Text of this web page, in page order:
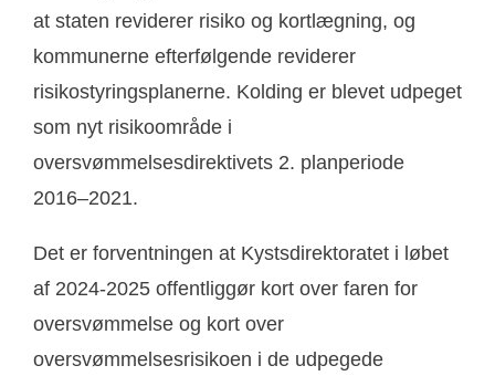
at staten reviderer risiko og kortlægning, og
kommunerne efterfølgende reviderer
risikostyringsplanerne. Kolding er blevet udpeget
som nyt risikoområde i
oversvømmelsesdirektivets 2. planperiode
2016–2021.
Det er forventningen at Kystsdirektoratet i løbet
af 2024-2025 offentliggør kort over faren for
oversvømmelse og kort over
oversvømmelsesrisikoen i de udpegede